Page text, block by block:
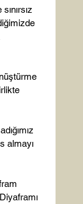
almayı